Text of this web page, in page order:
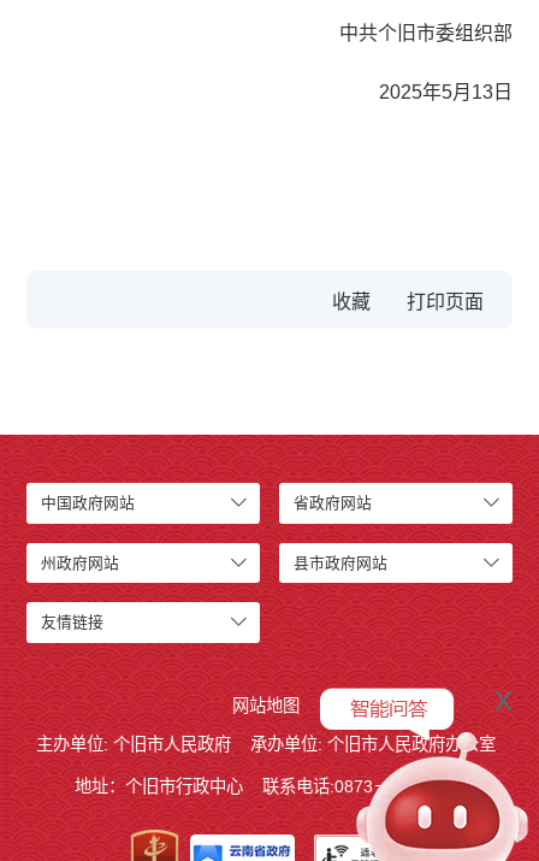
中共个旧市委组织部
2025年5月13日
收藏
中国政府网站 省政府网站
州政府网站 县市政府网站
友情链接
网站地图
主办单位: 个旧市人民政府
承办单位: 个旧市人民政府办公室
地址：个旧市行政中心 联系电话:0873－2123215
x